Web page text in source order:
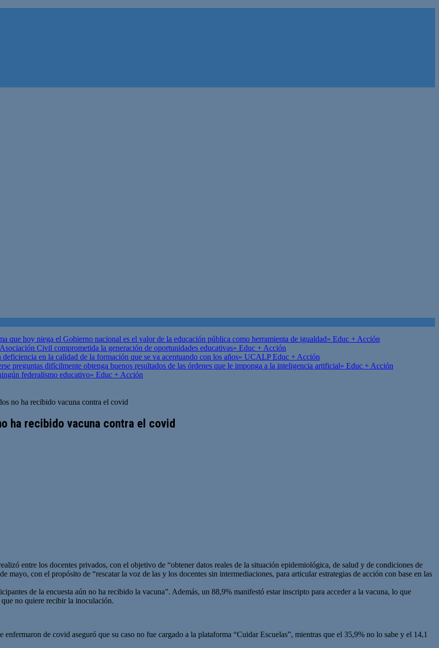
que hoy niega el Gobierno nacional es el valor de la educación pública como herramienta de igualdad» Educ + Acción
Civil comprometida la generación de oportunidades educativas» Educ + Acción
en la calidad de la formación que se va acentuando con los años» UCALPEduc + Acción
preguntas difícilmente obtenga buenos resultados de las órdenes que le imponga a la inteligencia artificial» Educ + Acción
federalismo educativo» Educ + Acción
no ha recibido vacuna contra el covid
ha recibido vacuna contra el covid
entre los docentes privados, con el objetivo de “obtener datos reales de la situación epidemiológica, de salud y de condiciones de
mayo, con el propósito de “rescatar la voz de las y los docentes sin intermediaciones, para articular estrategias de acción con base en las
de la encuesta aún no ha recibido la vacuna”. Además, un 88,9% manifestó estar inscripto para acceder a la vacuna, lo que
no quiere recibir la inoculación.
enfermaron de covid aseguró que su caso no fue cargado a la plataforma “Cuidar Escuelas”, mientras que el 35,9% no lo sabe y el 14,1